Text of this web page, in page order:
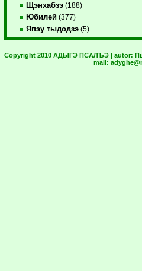
Щэнхабзэ (188)
Юбилей (377)
Япэу тыдодзэ (5)
Copyright 2010 АДЫГЭ ПСАЛЪЭ | autor:
mail: